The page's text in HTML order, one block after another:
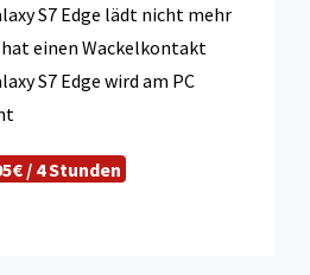
S7 Edge lädt nicht mehr
hat einen Wackelkontakt
S7 Edge wird am PC
/ 4 Stunden